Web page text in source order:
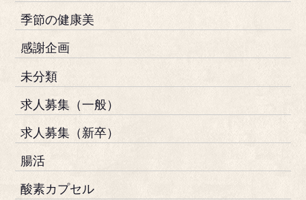
季節の健康美
感謝企画
未分類
求人募集（一般）
求人募集（新卒）
腸活
酸素カプセル